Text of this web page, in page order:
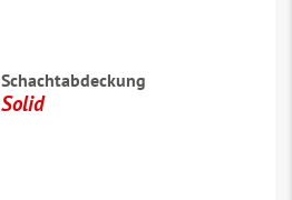
Schachtabdeckung
Solid